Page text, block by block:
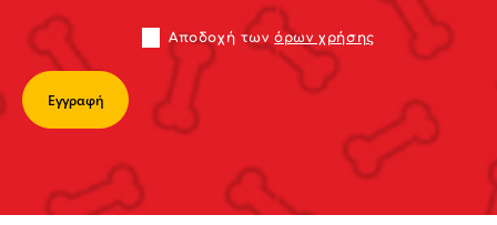
Αποδoχή τωνόρων χρήσης